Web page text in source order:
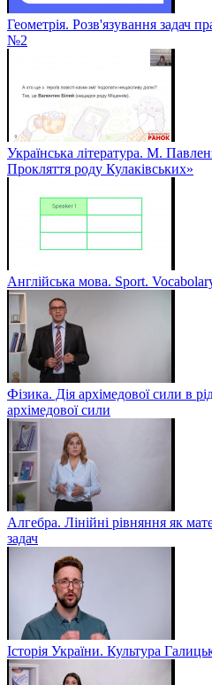
Геометрія. Розв'язування задач
№2
Українська література. М.
Прокляття роду Кулаківських»
Англійська мова. Sport.
Фізика. Дія архімедової сили в
архімедової сили
Алгебра. Лінійні рівняння як
задач
Історія України. Культура